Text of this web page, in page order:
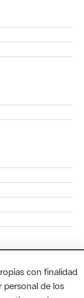
con finalidad
personal de los